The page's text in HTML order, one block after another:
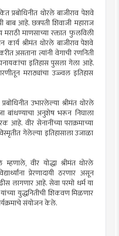
प्रबोधिनीत थोरले बाजीराव पेशवे
आहे. छत्रपती शिवाजी महाराज
मराठी माणसाच्या रक्तात फुलविली
श्रीमंत थोरले बाजीराव पेशवे
असताना त्यांनी वेगाची रणनिती
इतिहास पुसला गेला आहे.
मराठ्यांचा उज्ज्वल इतिहास
उभारलेल्या श्रीमंत थोरले
बांधण्याचा अनुशेष भरून निघाला
वीर सेनानींच्या पराक्रमाच्या
गेलेल्या इतिहासाला उजाळा
म्हणाले, वीर योद्धा श्रीमंत थोरले
प्रेरणादायी ठरणार असून
लागणार आहे. सेवा परमो धर्म या
युद्धनितीची शिकवण मिळणार
संयोजन केले.